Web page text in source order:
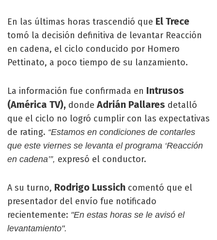
En las últimas horas trascendió que El Trece
tomó la decisión definitiva de levantar Reacción
en cadena, el ciclo conducido por Homero
Pettinato, a poco tiempo de su lanzamiento.
La información fue confirmada en Intrusos
(América TV), dondeAdrián Pallares detalló
que el ciclo no logró cumplir con las expectativas
de rating. “Estamos en condiciones de contarles
que este viernes se levanta el programa ‘Reacción
en cadena’”, expresó el conductor.
A su turno, Rodrigo Lussich comentó que el
presentador del envío fue notificado
recientemente: "En estas horas se le avisó el
levantamiento".